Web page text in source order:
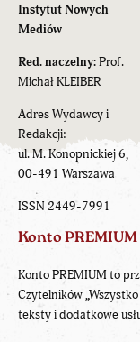
Instytut Nowych
Mediów
Red. naczelny:Prof.
Michał KLEIBER
Adres Wydawcy i
Redakcji:
ul. M. Konopnickiej 6,
00-491 Warszawa
ISSN 2449-7991
Konto PREMIUM
Konto PREMIUM to
Czytelników
teksty i dodatkowe